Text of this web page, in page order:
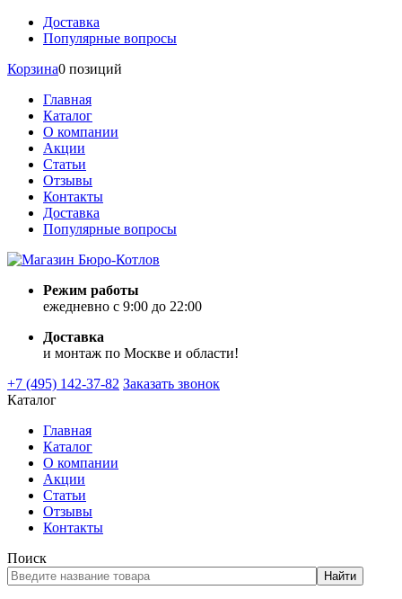
Доставка
Популярные вопросы
Корзина0 позиций
Главная
Каталог
О компании
Акции
Статьи
Отзывы
Контакты
Доставка
Популярные вопросы
Режим работы
ежедневно с 9:00 до 22:00
Доставка
и монтаж по Москве и области!
+7 (495) 142-37-82 Заказать звонок
Каталог
Главная
Каталог
О компании
Акции
Статьи
Отзывы
Контакты
Поиск
Найти